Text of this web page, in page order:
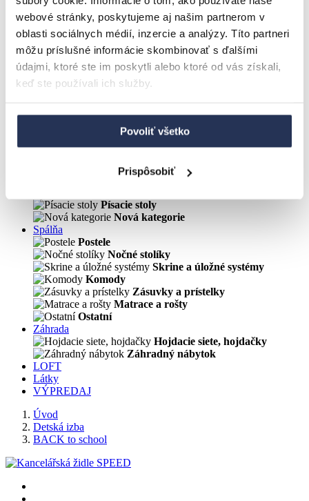
webové stránky, poskytujeme aj našim partnerom v
oblasti sociálnych médií, inzercie a analýzy. Títo partneri
môžu príslušné informácie skombinovať s ďalšími
údajmi, ktoré ste im poskytli alebo ktoré od vás získali,
keď ste používali ich služby.
Povoliť všetko
Prispôsobiť
Knižnice
Obývacie zostavy
Kuchyňa
Jedálenské stoličky
Jedálenské stoly
Jedálenské zostavy
Kuchynské lavice
Detská izba CASPER
Detské písacie stoly
Sedacie vaky, taburetky
Písacie stoly
Nová kategorie
Spálňa
Postele
Nočné stolíky
Skrine a úložné systémy
Komody
Zásuvky a prístelky
Matrace a rošty
Ostatní
Záhrada
Hojdacie siete, hojdačky
Záhradný nábytok
LOFT
Látky
VÝPREDAJ
Úvod
Detská izba
BACK to school